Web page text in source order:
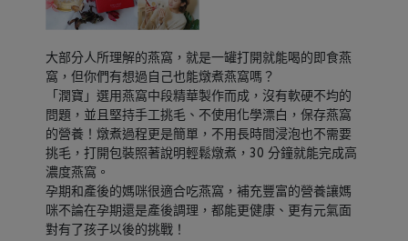
大部分人所理解的燕窩，就是一罐打開就能喝的即食燕
窩，但你們有想過自己也能燉煮燕窩嗎？
「潤寶」選用燕窩中段精華製作而成，沒有軟硬不均的
問題，並且堅持手工挑毛、不使用化學漂白，保存燕窩
的營養！燉煮過程更是簡單，不用長時間浸泡也不需要
挑毛，打開包裝照著說明輕鬆燉煮，30 分鐘就能完成高
濃度燕窩。
孕期和產後的媽咪很適合吃燕窩，補充豐富的營養讓媽
咪不論在孕期還是產後調理，都能更健康、更有元氣面
對有了孩子以後的挑戰！